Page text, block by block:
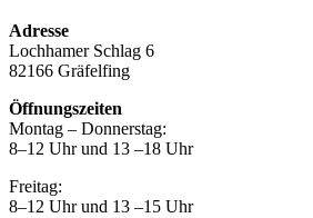
Adresse
Lochhamer Schlag 6
82166 Gräfelfing
Öffnungszeiten
Montag – Donnerstag:
8–12 Uhr und 13 –18 Uhr
Freitag:
8–12 Uhr und 13 –15 Uhr